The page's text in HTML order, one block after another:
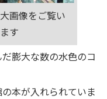
画像をご覧い
す
膨大な数の水色のコ
本が入れられていま